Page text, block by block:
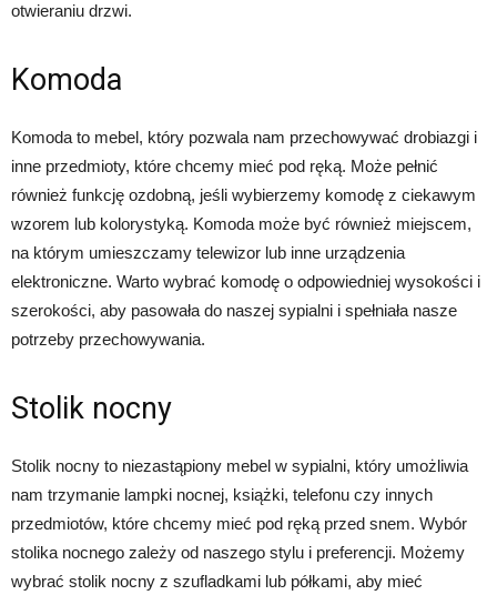
otwieraniu drzwi.
Komoda
Komoda to mebel, który pozwala nam przechowywać drobiazgi i
inne przedmioty, które chcemy mieć pod ręką. Może pełnić
również funkcję ozdobną, jeśli wybierzemy komodę z ciekawym
wzorem lub kolorystyką. Komoda może być również miejscem,
na którym umieszczamy telewizor lub inne urządzenia
elektroniczne. Warto wybrać komodę o odpowiedniej wysokości i
szerokości, aby pasowała do naszej sypialni i spełniała nasze
potrzeby przechowywania.
Stolik nocny
Stolik nocny to niezastąpiony mebel w sypialni, który umożliwia
nam trzymanie lampki nocnej, książki, telefonu czy innych
przedmiotów, które chcemy mieć pod ręką przed snem. Wybór
stolika nocnego zależy od naszego stylu i preferencji. Możemy
wybrać stolik nocny z szufladkami lub półkami, aby mieć